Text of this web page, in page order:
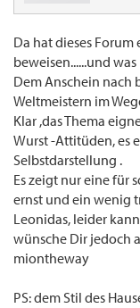
Da hat dieses
beweisen......und
Dem Anschein nach
Weltmeistern im
Klar ,das Thema
Wurst -Attitüden, es
Selbstdarstellung .
Es zeigt nur eine für
ernst und ein wenig
Leonidas, leider
wünsche Dir jedoch
miontheway
PS: dem Stil des